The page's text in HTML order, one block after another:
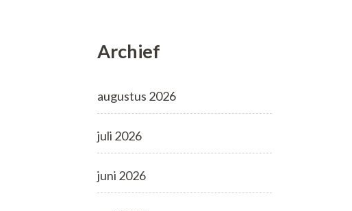
Archief
augustus 2026
juli 2026
juni 2026